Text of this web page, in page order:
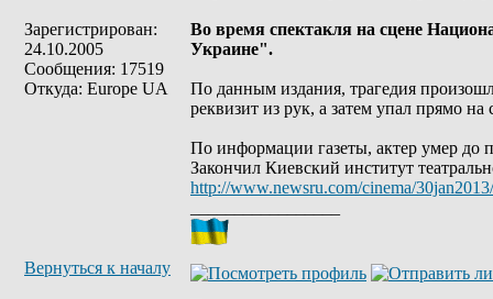
Зарегистрирован:
24.10.2005
Сообщения: 17519
Откуда: Europe UA
Во время спектакля на сцене
Украине".
По данным издания, трагедия
реквизит из рук, а затем упал прямо
По информации газеты, актер умер до
Закончил Киевский институт
http://www.newsru.com/cinema/
Вернуться к началу